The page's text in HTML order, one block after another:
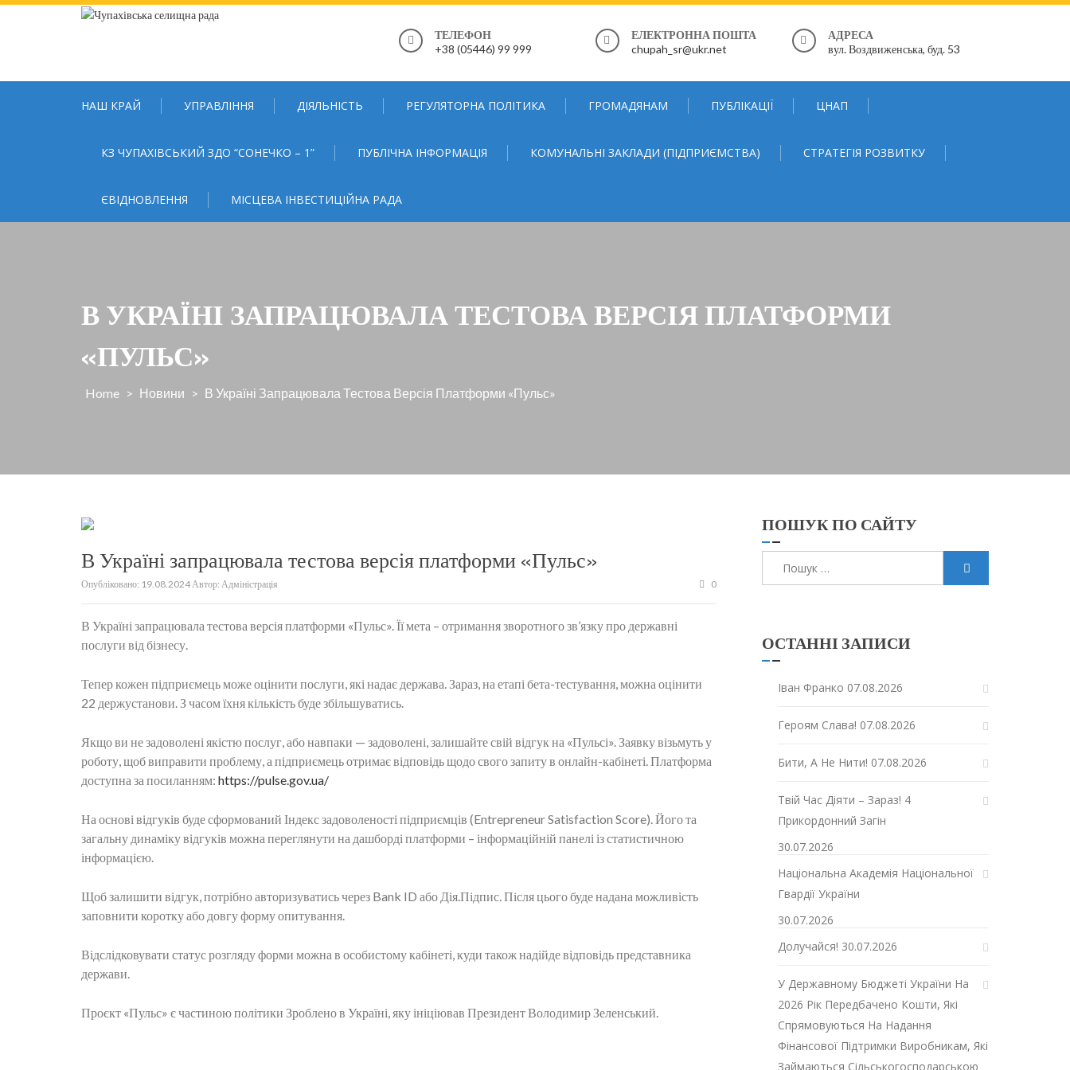
Skip
ТЕЛЕФОН
+38 (05446) 99 999
ЕЛЕКТРОННА ПОШТА
chupah_sr@ukr.net
АДРЕСА
вул. Воздвиженська, буд. 53
НАШ КРАЙ УПРАВЛІННЯ ДІЯЛЬНІСТЬ РЕГУЛЯТОРНА ПОЛІТИКА ГРОМАДЯНАМ ПУБЛІКАЦІЇ ЦНАП
КЗ ЧУПАХІВСЬКИЙ ЗДО “СОНЕЧКО – 1” ПУБЛІЧНА ІНФОРМАЦІЯ КОМУНАЛЬНІ ЗАКЛАДИ (ПІДПРИЄМСТВА) СТРАТЕГІЯ РОЗВИТКУ
ЄВІДНОВЛЕННЯ МІСЦЕВА ІНВЕСТИЦІЙНА РАДА
В УКРАЇНІ ЗАПРАЦЮВАЛА ТЕСТОВА ВЕРСІЯ ПЛАТФОРМИ
«ПУЛЬС»
Home > Новини > В Україні Запрацювала Тестова Версія Платформи «Пульс»
В Україні запрацювала тестова версія платформи «Пульс»
Опубліковано: 19.08.2024Автор: Адміністрація 0
В Україні запрацювала тестова версія платформи «Пульс». Її мета – отримання зворотного зв’язку про державні
послуги від бізнесу.
Тепер кожен підприємець може оцінити послуги, які надає держава. Зараз, на етапі бета-тестування, можна оцінити
22 держустанови. З часом їхня кількість буде збільшуватись.
Якщо ви не задоволені якістю послуг, або навпаки — задоволені, залишайте свій відгук на «Пульсі». Заявку візьмуть у
роботу, щоб виправити проблему, а підприємець отримає відповідь щодо свого запиту в онлайн-кабінеті. Платформа
доступна за посиланням: https://pulse.gov.ua/
На основі відгуків буде сформований Індекс задоволеності підприємців (Entrepreneur Satisfaction Score). Його та
загальну динаміку відгуків можна переглянути на дашборді платформи – інформаційній панелі із статистичною
інформацією.
Щоб залишити відгук, потрібно авторизуватись через Bank ID або Дія.Підпис. Після цього буде надана можливість
заповнити коротку або довгу форму опитування.
Відслідковувати статус розгляду форми можна в особистому кабінеті, куди також надійде відповідь представника
держави.
Проєкт «Пульс» є частиною політики Зроблено в Україні, яку ініціював Президент Володимир Зеленський.
ПОШУК ПО САЙТУ
ОСТАННІ ЗАПИСИ
Іван Франко 07.08.2026
Героям Слава! 07.08.2026
Бити, А Не Нити! 07.08.2026
Твій Час Діяти – Зараз! 4
Прикордонний Загін
30.07.2026
Національна Академія Національної
Гвардії України
30.07.2026
Долучайся! 30.07.2026
У Державному Бюджеті України На
2026 Рік Передбачено Кошти, Які
Спрямовуються На Надання
Фінансової Підтримки Виробникам, Які
Займаються Сільськогосподарською